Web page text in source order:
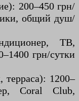
200–450 грн/
общий душ/
ТВ,
грн/сутки
терраса): 1200–
Coral Club,